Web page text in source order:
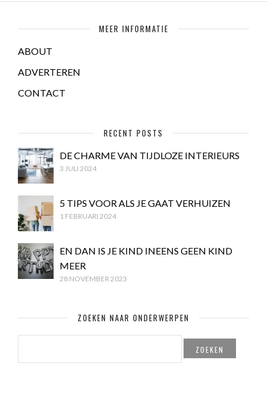
MEER INFORMATIE
ABOUT
ADVERTEREN
CONTACT
RECENT POSTS
DE CHARME VAN TIJDLOZE INTERIEURS
3 JULI 2024
5 TIPS VOOR ALS JE GAAT VERHUIZEN
1 FEBRUARI 2024
EN DAN IS JE KIND INEENS GEEN KIND
MEER
28 NOVEMBER 2023
ZOEKEN NAAR ONDERWERPEN
ZOEKEN